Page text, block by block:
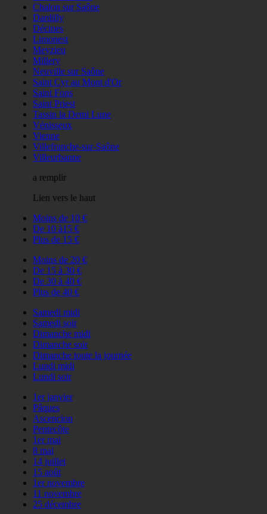
Chalon sur Saône
Dardilly
Décines
Limonest
Meyzieu
Millery
Neuville sur Saône
Saint Cyr au Mont d'Or
Saint Fons
Saint Priest
Tassin la Demi Lune
Vénisseux
Vienne
Villefranche-sur-Saône
Villeurbanne
a remplir
Lien vers le haut
Moins de 10 €
De 10 à15 €
Plus de 15 €
Moins de 20 €
De 15 à 30 €
De 30 à 40 €
Plus de 40 €
Samedi midi
Samedi soir
Dimanche midi
Dimanche soir
Dimanche toute la journée
Lundi midi
Lundi soir
1er janvier
Pâques
Ascencion
Pentecôte
1er mai
8 mai
14 juillet
15 août
1er novembre
11 novembre
25 décembre